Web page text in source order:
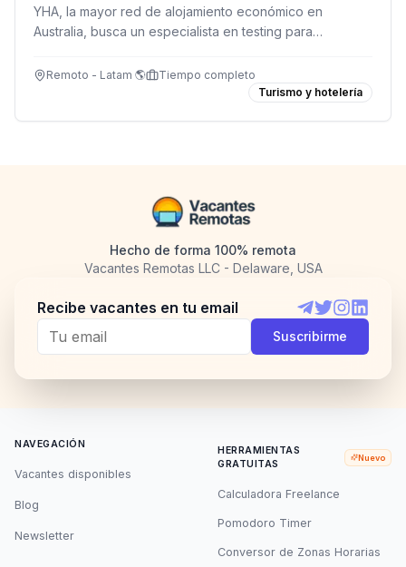
YHA, la mayor red de alojamiento económico en
Australia, busca un especialista en testing para
Latinoamérica.
Remoto - Latam 🌎
Tiempo completo
Turismo y hotelería
Hecho de forma 100% remota
Vacantes Remotas LLC - Delaware, USA
Recibe vacantes en tu email
Telegram
TwitterInstagram
Suscribirme
NAVEGACIÓN
Vacantes disponibles
Blog
Newsletter
HERRAMIENTAS
GRATUITAS
Nuevo
Calculadora Freelance
Pomodoro Timer
Conversor de Zonas Horarias